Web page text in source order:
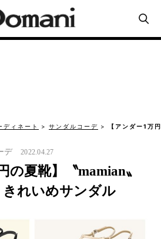
ディネート サンダルコーデ 【アンダー1万
デ 2022.04.27
の夏靴】〝mamian〟
れいめサンダル